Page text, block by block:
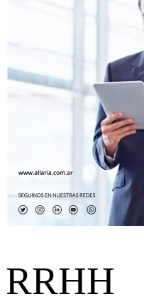
RRHH